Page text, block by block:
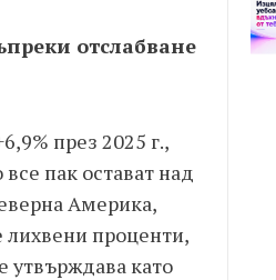
отслабване
през 2025 г.,
пак остават над
Америка,
лихвени проценти,
утвърждава като